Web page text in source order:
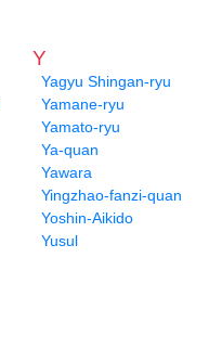
Y
Yagyu Shingan-ryu
Yamane-ryu
Yamato-ryu
Ya-quan
Yawara
Yingzhao-fanzi-quan
Yoshin-Aikido
Yusul